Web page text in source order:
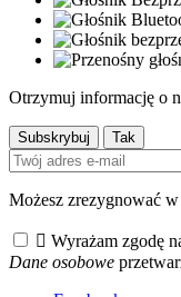
Otrzymuj informację o
Możesz zrezygnować
 Wyrażam zgodę
Dane osobowe